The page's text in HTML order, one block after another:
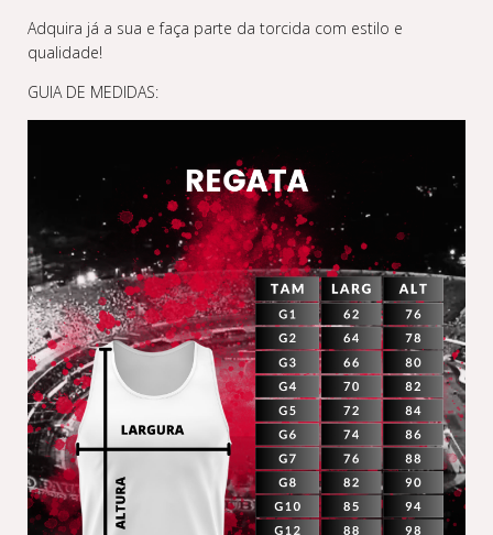
Adquira já a sua e faça parte da torcida com estilo e
qualidade!
GUIA DE MEDIDAS: